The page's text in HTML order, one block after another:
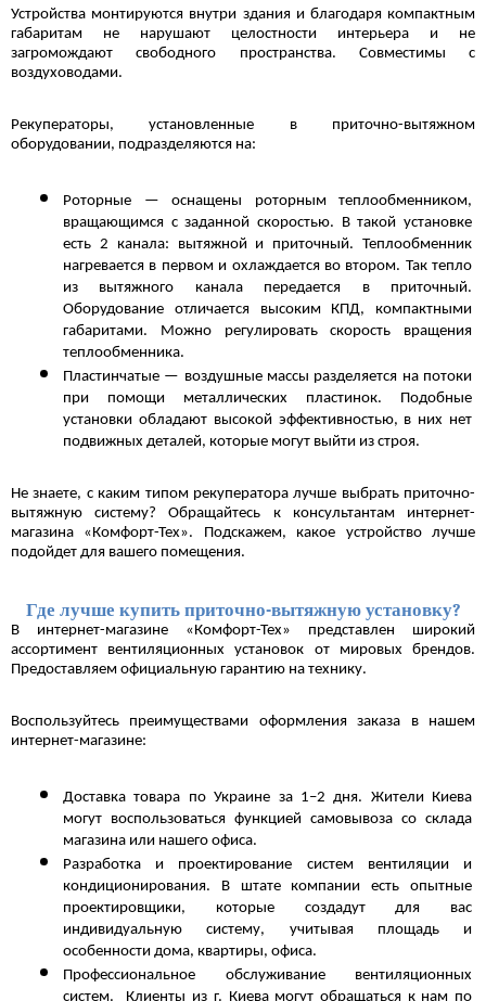
Устройства монтируются внутри здания и благодаря компактным
габаритам не нарушают целостности интерьера и не
загромождают свободного пространства. Совместимы с
воздуховодами.
Рекуператоры, установленные в приточно-вытяжном
оборудовании, подразделяются на:
Роторные — оснащены роторным теплообменником,
вращающимся с заданной скоростью. В такой установке
есть 2 канала: вытяжной и приточный. Теплообменник
нагревается в первом и охлаждается во втором. Так тепло
из вытяжного канала передается в приточный.
Оборудование отличается высоким КПД, компактными
габаритами. Можно регулировать скорость вращения
теплообменника.
Пластинчатые — воздушные массы разделяется на потоки
при помощи металлических пластинок. Подобные
установки обладают высокой эффективностью, в них нет
подвижных деталей, которые могут выйти из строя.
Не знаете, с каким типом рекуператора лучше выбрать приточно-
вытяжную систему? Обращайтесь к консультантам интернет-
магазина «Комфорт-Тех». Подскажем, какое устройство лучше
подойдет для вашего помещения.
Где лучше купить приточно-вытяжную установку?
В интернет-магазине «Комфорт-Тех» представлен широкий
ассортимент вентиляционных установок от мировых брендов.
Предоставляем официальную гарантию на технику.
Воспользуйтесь преимуществами оформления заказа в нашем
интернет-магазине:
Доставка товара по Украине за 1–2 дня. Жители Киева
могут воспользоваться функцией самовывоза со склада
магазина или нашего офиса.
Разработка и проектирование систем вентиляции и
кондиционирования. В штате компании есть опытные
проектировщики, которые создадут для вас
индивидуальную систему, учитывая площадь и
особенности дома, квартиры, офиса.
Профессиональное обслуживание вентиляционных
систем.  Клиенты из г. Киева могут обращаться к нам по